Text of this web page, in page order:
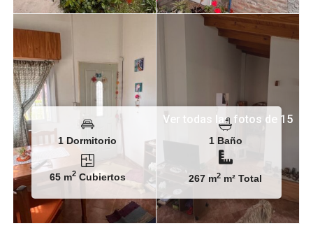
Ver todas las fotos de 15
1 Dormitorio 1 Baño
65 m2Cubiertos 267 m2 m² Total